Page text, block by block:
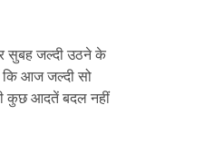
सुबह जल्दी उठने के
कि आज जल्दी सो
कुछ आदतें बदल नहीं